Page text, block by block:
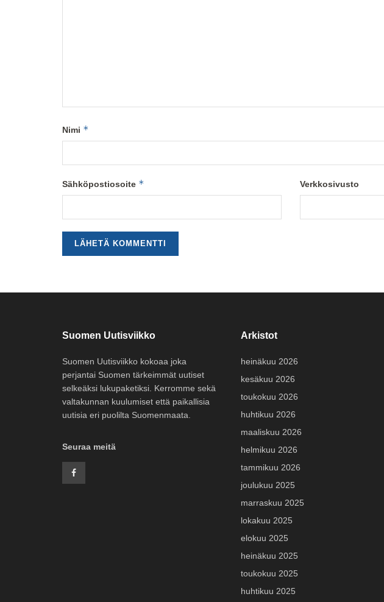
Nimi *
Sähköpostiosoite * Verkkosivusto
Suomen Uutisviikko
Suomen Uutisviikko kokoaa joka
perjantai Suomen tärkeimmät uutiset
selkeäksi lukupaketiksi. Kerromme sekä
valtakunnan kuulumiset että paikallisia
uutisia eri puolilta Suomenmaata.
Seuraa meitä
Arkistot
heinäkuu 2026
kesäkuu 2026
toukokuu 2026
huhtikuu 2026
maaliskuu 2026
helmikuu 2026
tammikuu 2026
joulukuu 2025
marraskuu 2025
lokakuu 2025
elokuu 2025
heinäkuu 2025
toukokuu 2025
huhtikuu 2025